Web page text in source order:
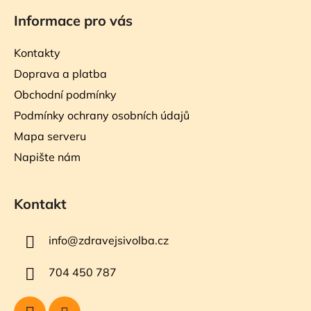
Informace pro vás
Kontakty
Doprava a platba
Obchodní podmínky
Podmínky ochrany osobních údajů
Mapa serveru
Napište nám
Kontakt
info@zdravejsivolba.cz
704 450 787